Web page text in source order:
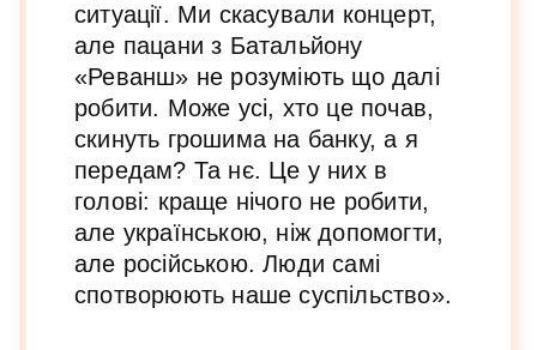
ситуації. Ми скасували концерт,
але пацани з Батальйону
«Реванш» не розуміють що далі
робити. Може усі, хто це почав,
скинуть грошима на банку, а я
передам? Та нє. Це у них в
голові: краще нічого не робити,
але українською, ніж допомогти,
але російською. Люди самі
спотворюють наше суспільство».